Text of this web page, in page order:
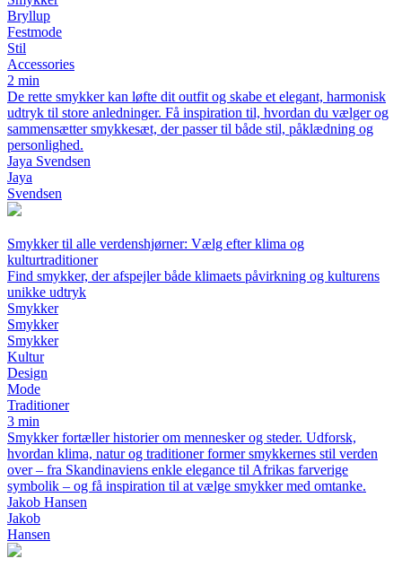
Bryllup
Festmode
Stil
Accessories
2 min
De rette smykker kan løfte dit outfit og skabe et elegant, harmonisk
udtryk til store anledninger. Få inspiration til, hvordan du vælger og
sammensætter smykkesæt, der passer til både stil, påklædning og
personlighed.
Jaya Svendsen
Jaya
Svendsen
Smykker til alle verdenshjørner: Vælg efter klima og
kulturtraditioner
Find smykker, der afspejler både klimaets påvirkning og kulturens
unikke udtryk
Smykker
Smykker
Smykker
Kultur
Design
Mode
Traditioner
3 min
Smykker fortæller historier om mennesker og steder. Udforsk,
hvordan klima, natur og traditioner former smykkernes stil verden
over – fra Skandinaviens enkle elegance til Afrikas farverige
symbolik – og få inspiration til at vælge smykker med omtanke.
Jakob Hansen
Jakob
Hansen